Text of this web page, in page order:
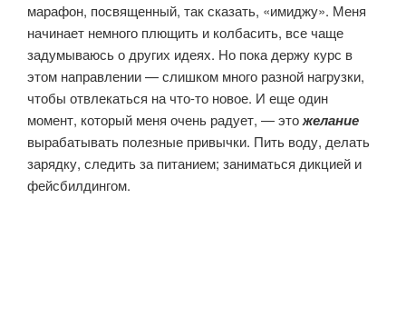
марафон, посвященный, так сказать, «имиджу». Меня
начинает немного плющить и колбасить, все чаще
задумываюсь о других идеях. Но пока держу курс в
этом направлении — слишком много разной нагрузки,
чтобы отвлекаться на что-то новое. И еще один
момент, который меня очень радует, — этожелание
вырабатывать полезные привычки. Пить воду, делать
зарядку, следить за питанием; заниматься дикцией и
фейсбилдингом.